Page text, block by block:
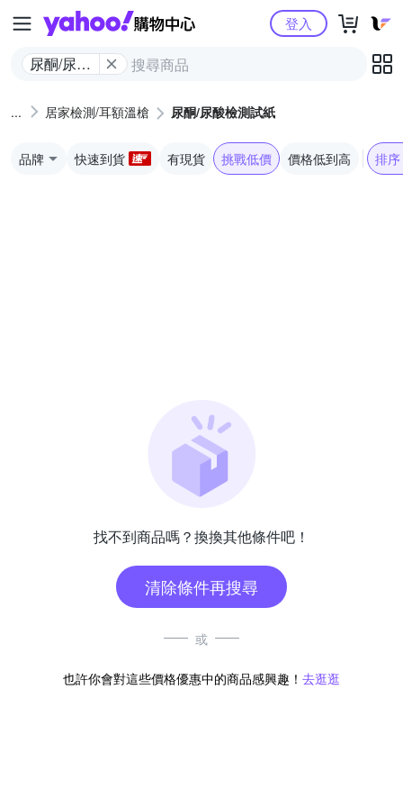
Yahoo購物中心
尿酮/尿酸
登入
居家檢測/耳額溫槍 尿酮/尿酸檢測試紙
品牌 快速到貨 有現貨 挑戰低價 價格低到高 排序
找不到商品嗎？換換其他條件吧！
清除條件再搜尋
或
也許你會對這些價格優惠中的商品感興趣！ 去逛逛